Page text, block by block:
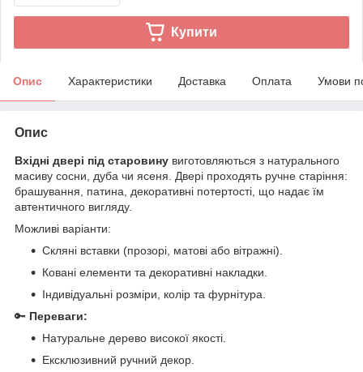
Купити
Опис Характеристики Доставка Оплата Умови
Опис
Вхідні двері під старовину виготовляються з натурального
масиву сосни, дуба чи ясеня. Двері проходять ручне старіння:
брашування, патина, декоративні потертості, що надає їм
автентичного вигляду.
Можливі варіанти:
Скляні вставки (прозорі, матові або вітражні).
Ковані елементи та декоративні накладки.
Індивідуальні розміри, колір та фурнітура.
🔑 Переваги:
Натуральне дерево високої якості.
Ексклюзивний ручний декор.